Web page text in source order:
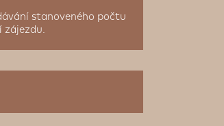
stanoveného počtu
zájezdu.